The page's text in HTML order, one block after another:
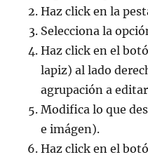
Haz click en la
Selecciona la
Haz click en el
lapiz) al lado
agrupación a
Modifica lo que
e imágen).
Haz click en el